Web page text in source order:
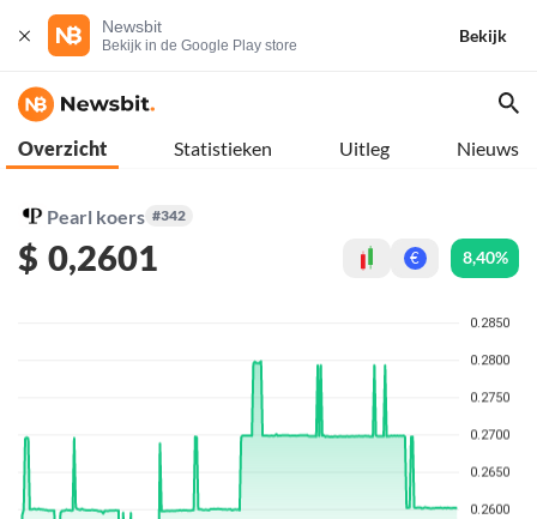
Newsbit
Bekijk in de Google Play store
Bekijk
Overzicht Statistieken Uitleg Nieuws
Pearl koers #342
$ 0,2601 € 8,40%